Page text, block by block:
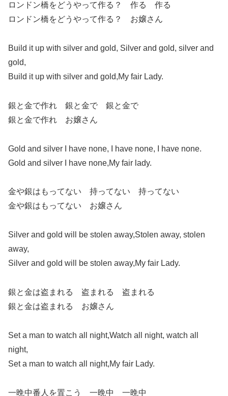
ロンドン橋をどうやって作る？ 作る 作る
ロンドン橋をどうやって作る？ お嬢さん
Build it up with silver and gold, Silver and gold, silver and
gold,
Build it up with silver and gold,My fair Lady.
銀と金で作れ 銀と金で 銀と金で
銀と金で作れ お嬢さん
Gold and silver I have none, I have none, I have none.
Gold and silver I have none,My fair lady.
金や銀はもってない 持ってない 持ってない
金や銀はもってない お嬢さん
Silver and gold will be stolen away,Stolen away, stolen
away,
Silver and gold will be stolen away,My fair Lady.
銀と金は盗まれる 盗まれる 盗まれる
銀と金は盗まれる お嬢さん
Set a man to watch all night,Watch all night, watch all
night,
Set a man to watch all night,My fair Lady.
一晩中番人を置こう 一晩中 一晩中